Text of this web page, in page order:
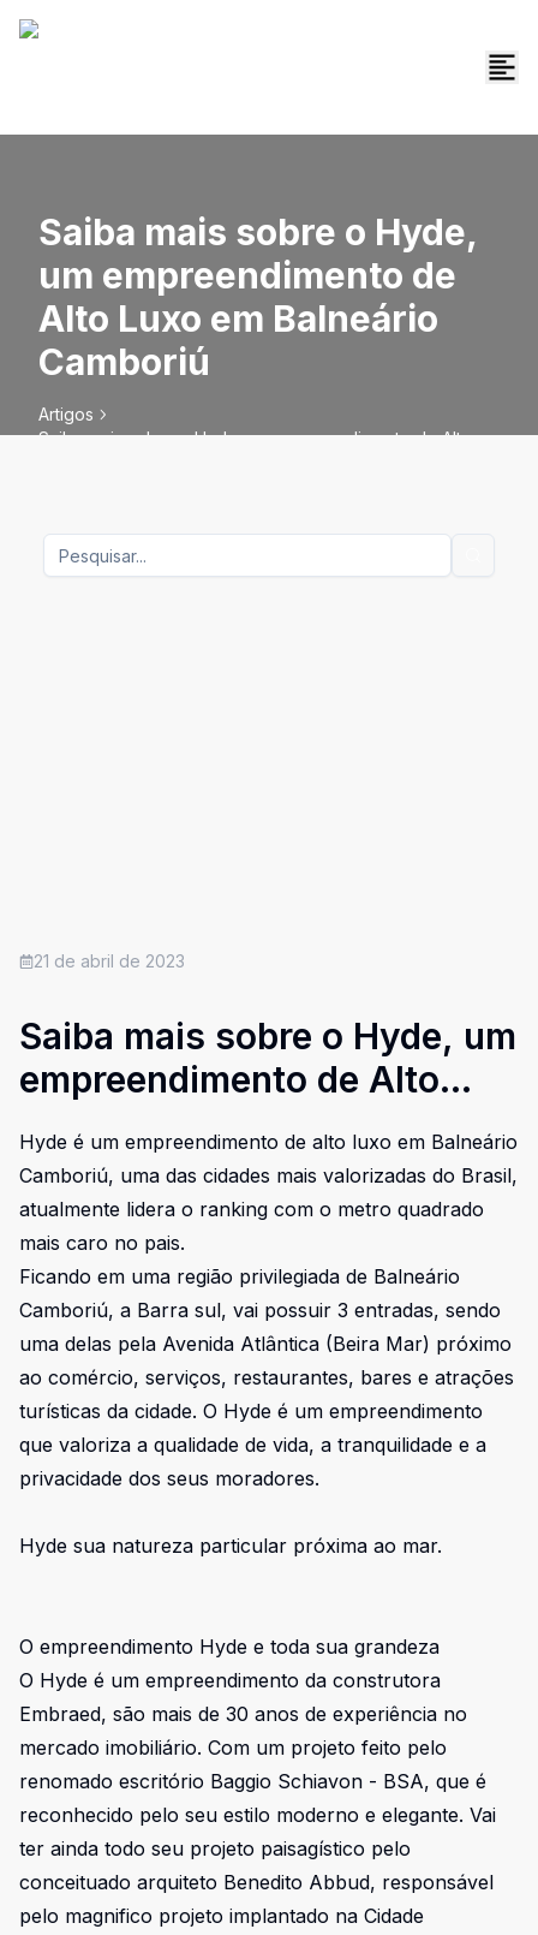
Saiba mais sobre o Hyde,
um empreendimento de
Alto Luxo em Balneário
Camboriú
Artigos
Saiba mais sobre o Hyde, um empreendimento de Alto
21 de abril de 2023
Saiba mais sobre o Hyde, um
empreendimento de Alto
Luxo em Balneário Camboriú
Hyde é um empreendimento de alto luxo em Balneário
Camboriú, uma das cidades mais valorizadas do Brasil,
atualmente lidera o ranking com o metro quadrado
mais caro no pais.
Ficando em uma região privilegiada de Balneário
Camboriú, a Barra sul, vai possuir 3 entradas, sendo
uma delas pela Avenida Atlântica (Beira Mar) próximo
ao comércio, serviços, restaurantes, bares e atrações
turísticas da cidade. O Hyde é um empreendimento
que valoriza a qualidade de vida, a tranquilidade e a
privacidade dos seus moradores.
Hyde sua natureza particular próxima ao mar.
O empreendimento Hyde e toda sua grandeza
O Hyde é um empreendimento da construtora
Embraed, são mais de 30 anos de experiência no
mercado imobiliário. Com um projeto feito pelo
renomado escritório Baggio Schiavon - BSA, que é
reconhecido pelo seu estilo moderno e elegante. Vai
ter ainda todo seu projeto paisagístico pelo
conceituado arquiteto Benedito Abbud, responsável
pelo magnifico projeto implantado na Cidade